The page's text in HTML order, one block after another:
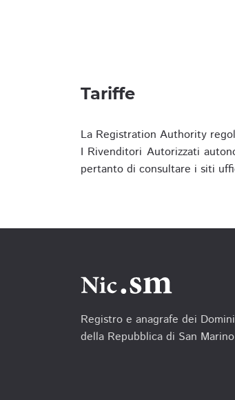
Tariffe
La Registration Authority
I Rivenditori Autorizzati
pertanto di consultare i siti
Registro e anagrafe dei Domini
della Repubblica di San Marino